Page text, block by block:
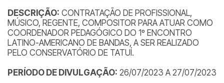
DESCRIÇÃO: CONTRATAÇÃO DE PROFISSIONAL,
MÚSICO, REGENTE, COMPOSITOR PARA ATUAR COMO
COORDENADOR PEDAGÓGICO DO 1º ENCONTRO
LATINO-AMERICANO DE BANDAS, A SER REALIZADO
PELO CONSERVATÓRIO DE TATUÍ.
PERÍODO DE DIVULGAÇÃO: 26/07/2023 A 27/07/2023